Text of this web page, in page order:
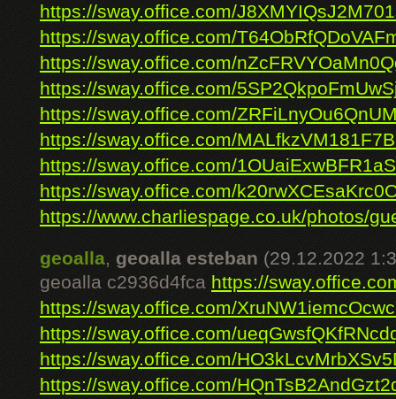
https://sway.office.com/
https://sway.office.com/
https://sway.office.com/
https://sway.office.com/
https://sway.office.com/
https://sway.office.com/
https://sway.office.com/
https://sway.office.com/
https://www.charliespage.co.uk/photos/
geoalla, geoalla esteban (29.12.2022
geoalla c2936d4fcahttps://
https://sway.office.com/
https://sway.office.com/
https://sway.office.com/
https://sway.office.com/